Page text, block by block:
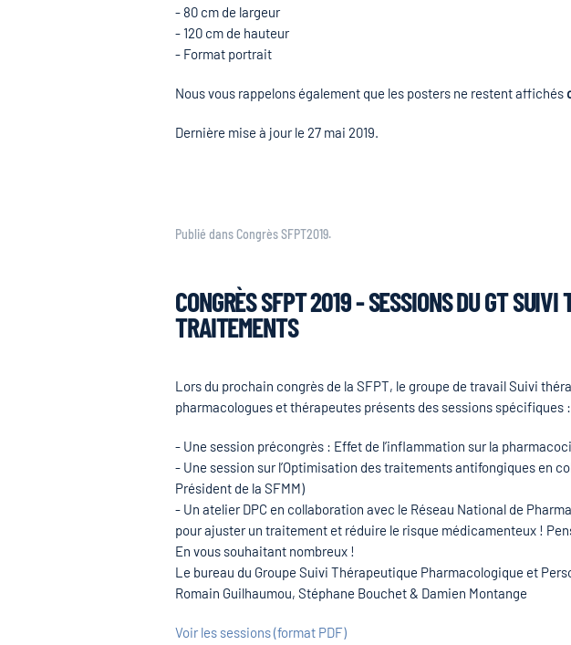
- 80 cm de largeur
- 120 cm de hauteur
- Format portrait
Nous vous rappelons également que les posters ne restent affichés
Dernière mise à jour le 27 mai 2019.
Publié dansCongrès SFPT2019.
CONGRÈS SFPT 2019 - SESSIONS DU GT
TRAITEMENTS
Lors du prochain congrès de la SFPT, le groupe de travail Suivi
pharmacologues et thérapeutes présents des sessions spécifiques :
- Une session précongrès : Effet de l’inflammation sur la
- Une session sur l’Optimisation des traitements antifongiques en
Président de la SFMM)
- Un atelier DPC en collaboration avec le Réseau National de
pour ajuster un traitement et réduire le risque médicamenteux !
En vous souhaitant nombreux !
Le bureau du Groupe Suivi Thérapeutique Pharmacologique et
Romain Guilhaumou, Stéphane Bouchet & Damien Montange
Voir les sessions (format PDF)